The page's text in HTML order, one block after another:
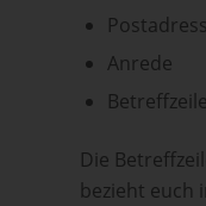
Anrede
Betreffzeile
Die
bezieht euch